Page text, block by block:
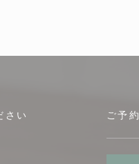
さい ご予約